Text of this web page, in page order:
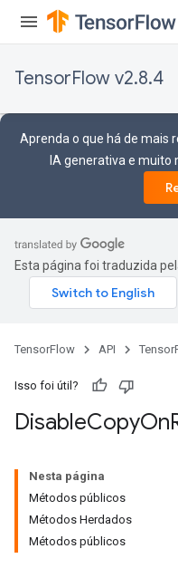
TensorFlow v2.8.4
Aprenda o que há de mais
IA generativa e muito
Esta página foi traduzida
TensorFlow API
Isso foi útil?
DisableCopyOn
Nesta página
Métodos públicos
Métodos Herdados
Métodos públicos